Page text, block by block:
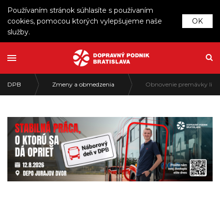
Používaním stránok súhlasíte s používaním
cookies, pomocou ktorých vylepšujeme naše
služby.
OK
DPB Zmeny a obmedzenia Obnovenie premávky